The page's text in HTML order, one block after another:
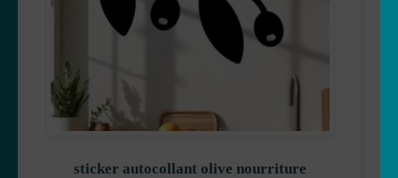
sticker autocollant olive nourriture